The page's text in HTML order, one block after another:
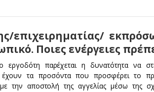
επιχειρηματίας/
Ποιες ενέργειες
εργοδότη παρέχεται η δυνατότητα να
τα προσόντα που προσφέρει το
με την αποστολή της αγγελίας μέσω της